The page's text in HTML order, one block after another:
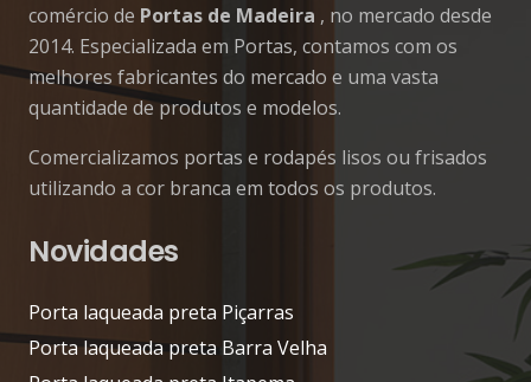
comércio de Portas de Madeira , no mercado desde
2014. Especializada em Portas, contamos com os
melhores fabricantes do mercado e uma vasta
quantidade de produtos e modelos.
Comercializamos portas e rodapés lisos ou frisados
utilizando a cor branca em todos os produtos.
Novidades
Porta laqueada preta Piçarras
Porta laqueada preta Barra Velha